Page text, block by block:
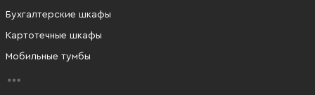
Бухгалтерские шкафы
Картотечные шкафы
Мобильные тумбы